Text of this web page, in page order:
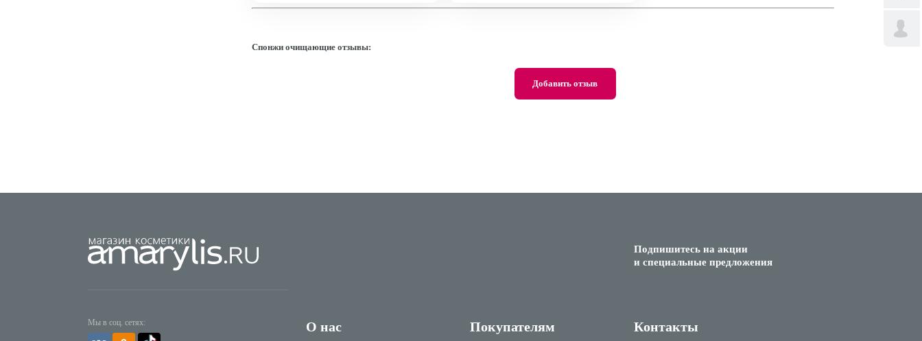
Спонжи очищающие отзывы:
Добавить отзыв
Подпишитесь на акции
и специальные предложения
Мы в соц. сетях: О нас Покупателям Контакты